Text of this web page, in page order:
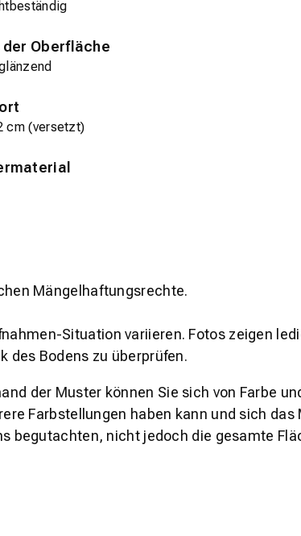
der Oberfläche
cm (versetzt)
Mängelhaftungsrechte.
Situation variieren. Fotos zeigen
des Bodens zu überprüfen.
der Muster können Sie sich von Farbe
Farbstellungen haben kann und sich
begutachten, nicht jedoch die gesamte